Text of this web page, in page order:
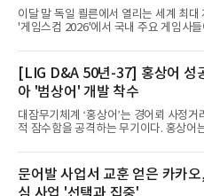
이달 말 독일 쾰른에서 열리는 세계 최대
'게임스컴 2026'에서 국내 주요 게임사들
체별로 엇갈린 가운데 하반기 신작 흥행
성과가 실적을 좌우할 핵심 변수로 떠오
업계에 따르면 올해 상반기 게임업계는
표가 크게 갈렸다. 대표적으로 크래프톤
틀그라운드'의 안정적인 성장에 힘입어
기준 매출 2조6616억원, 영업이익 9725
대 최대 실적을 기록했다. 엔씨도 올해
동기 대
[LIG D&A 50년-37] 홍상어 성
아 '범상어' 개발 착수
대잠무기체계 ‘홍상어’는 경어뢰 사정거
적 잠수함을 공격하는 무기이다. 홍상어
이뤄졌다. 이후 2012년 한국형 구축함
의 함정에 실전 배치됐다.그해 7월 해군은
성능 검증을 위해 홍상어 시험발사를 실
문어발 사업서 교훈 얻은 카카